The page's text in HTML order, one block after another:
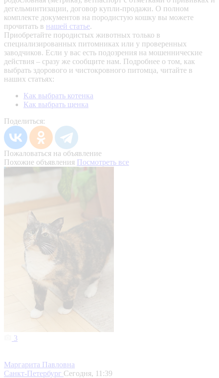
дегельминтизации, договор купли-продажи. О полном
комплекте документов на породистую кошку вы можете
прочитать в нашей статье.
Приобретайте породистых животных только в
специализированных питомниках или у проверенных
заводчиков. Если у вас есть подозрения на мошеннические
действия – сразу же сообщите нам. Подробнее о том, как
выбрать здорового и чистокровного питомца, читайте в
наших статьях:
Как выбрать котенка
Как выбрать щенка
Поделиться:
Пожаловаться на объявление
Похожие объявления Посмотреть все
3
Маргарита Павловна
Санкт-Петербург Сегодня, 11:39